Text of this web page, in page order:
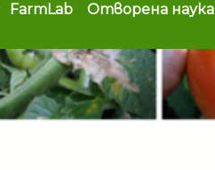
FarmLab Отворена наука